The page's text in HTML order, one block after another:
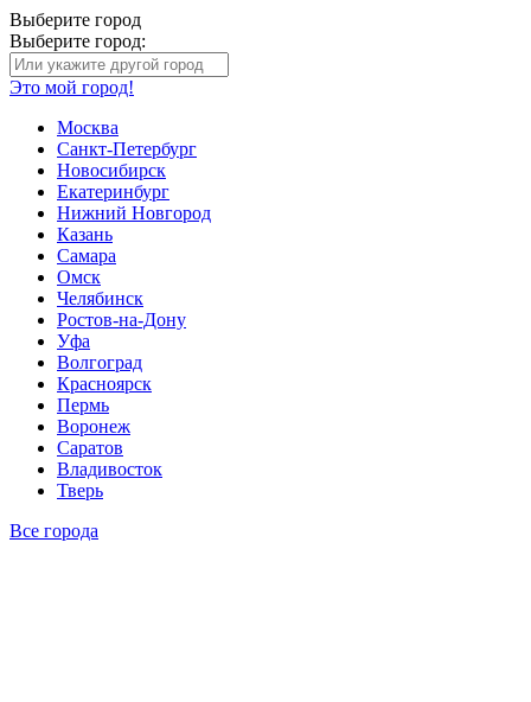
Выберите город
Выберите город:
Это мой город!
Москва
Санкт-Петербург
Новосибирск
Екатеринбург
Нижний Новгород
Казань
Самара
Омск
Челябинск
Ростов-на-Дону
Уфа
Волгоград
Красноярск
Пермь
Воронеж
Саратов
Владивосток
Тверь
Все города